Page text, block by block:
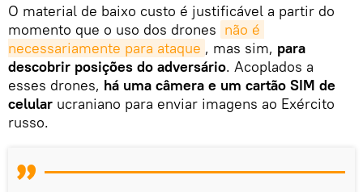
O material de baixo custo é justificável a partir do
momento que o uso dos drones não é
necessariamente para ataque , mas sim, para
descobrir posições do adversário. Acoplados a
esses drones, há uma câmera e um cartão SIM de
celular ucraniano para enviar imagens ao Exército
russo.